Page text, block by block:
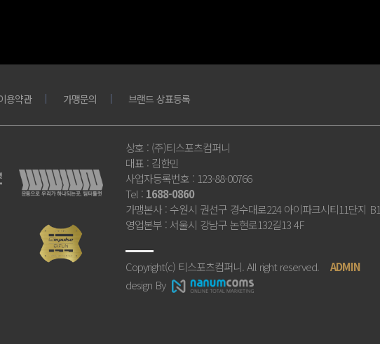
용약관 가맹문의 브랜드 상표등록
상호 : (주)티스포츠컴퍼니
대표 : 김한민
사업자등록번호 : 123-88-00766
Tel : 1688-0860
가맹본사: 수원시 권선구 경수대로224 아이파크시티11단지 B1
영업본부 : 서울시 강남구 논현로132길13 4F
Copyright(c) 티스포츠컴퍼니. All right reserved. ADMIN
design By